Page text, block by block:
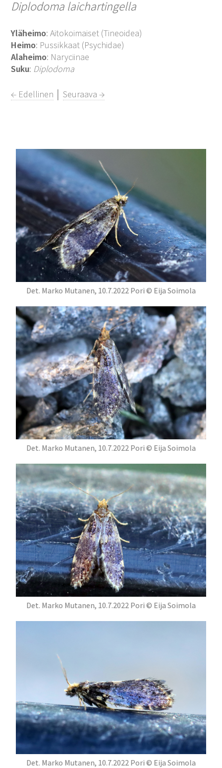
Diplodoma laichartingella
Yläheimo: Aitokoimaiset (Tineoidea)
Heimo: Pussikkaat (Psychidae)
Alaheimo: Naryciinae
Suku: Diplodoma
← Edellinen │Seuraava →
Det. Marko Mutanen, 10.7.2022 Pori © Eija Soimola
Det. Marko Mutanen, 10.7.2022 Pori © Eija Soimola
Det. Marko Mutanen, 10.7.2022 Pori © Eija Soimola
Det. Marko Mutanen, 10.7.2022 Pori © Eija Soimola